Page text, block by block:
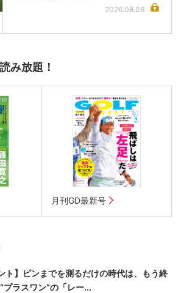
2026.08.06
み放題！
月刊GD最新号
ト】ピンまでを測るだけの時代は、もう終
ラスワン”の「レー...